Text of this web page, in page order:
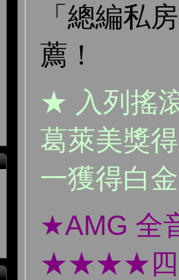
「總編私
薦！
★ 入列搖
葛萊美獎
一獲得白
★AMG 全
★★★★四